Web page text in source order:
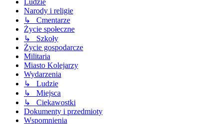
Ludzie
Narody i religie
↳ Cmentarze
Życie społeczne
↳ Szkoły
Życie gospodarcze
Militaria
Miasto Kolejarzy
Wydarzenia
↳ Ludzie
↳ Miejsca
↳ Ciekawostki
Dokumenty i przedmioty
Wspomnienia